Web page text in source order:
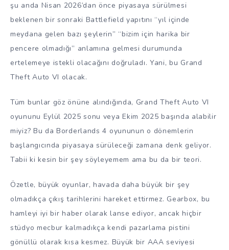
şu anda Nisan 2026’dan önce piyasaya sürülmesi
beklenen bir sonraki Battlefield yapıtını “yıl içinde
meydana gelen bazı şeylerin” “bizim için harika bir
pencere olmadığı” anlamına gelmesi durumunda
ertelemeye istekli olacağını doğruladı. Yani, bu Grand
Theft Auto VI olacak.
Tüm bunlar göz önüne alındığında, Grand Theft Auto VI
oyununu Eylül 2025 sonu veya Ekim 2025 başında alabilir
miyiz? Bu da Borderlands 4 oyununun o dönemlerin
başlangıcında piyasaya sürüleceği zamana denk geliyor.
Tabii ki kesin bir şey söyleyemem ama bu da bir teori.
Özetle, büyük oyunlar, havada daha büyük bir şey
olmadıkça çıkış tarihlerini hareket ettirmez. Gearbox, bu
hamleyi iyi bir haber olarak lanse ediyor, ancak hiçbir
stüdyo mecbur kalmadıkça kendi pazarlama pistini
gönüllü olarak kısa kesmez. Büyük bir AAA seviyesi